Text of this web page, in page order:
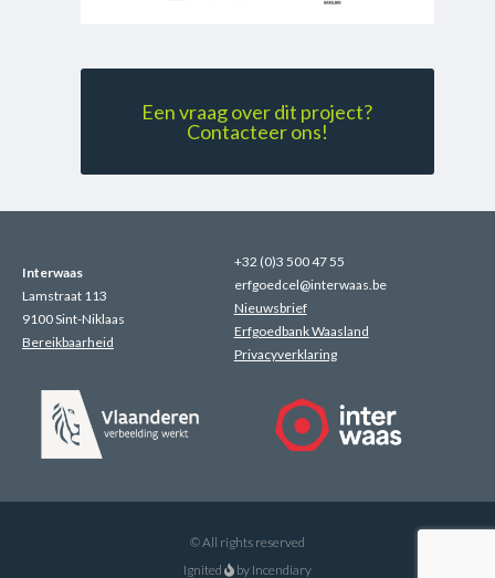
Een vraag over dit project?
Contacteer ons!
Interwaas
Lamstraat 113
9100 Sint-Niklaas
Bereikbaarheid
+32 (0)3 500 47 55
erfgoedcel@interwaas.be
Nieuwsbrief
Erfgoedbank Waasland
Privacyverklaring
© All rights reserved
Ignited
by Incendiary